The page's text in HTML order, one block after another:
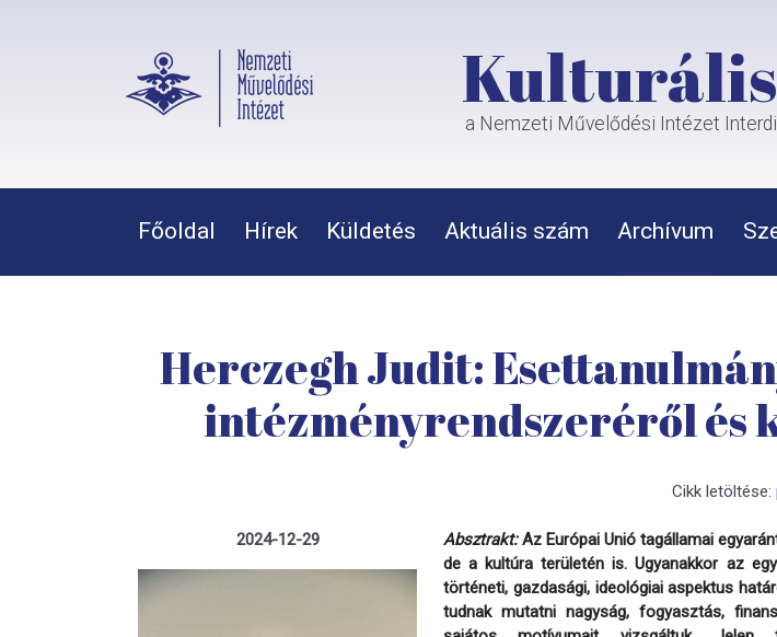
Kulturális
a Nemzeti Művelődési Intézet
Főoldal Hírek Küldetés Aktuális szám Archívum
Herczegh Judit:
intézményrendszeréről és
Cikk letöltése:
2024-12-29 Absztrakt:Az Európai Unió tagállamai
de a kultúra területén is. Ugyanakkor az
történeti, gazdasági, ideológiai aspektus
tudnak mutatni nagyság, fogyasztás,